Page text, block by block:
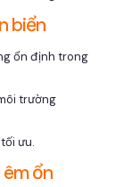
biển
ổn định trong
trường
ưu.
ổn